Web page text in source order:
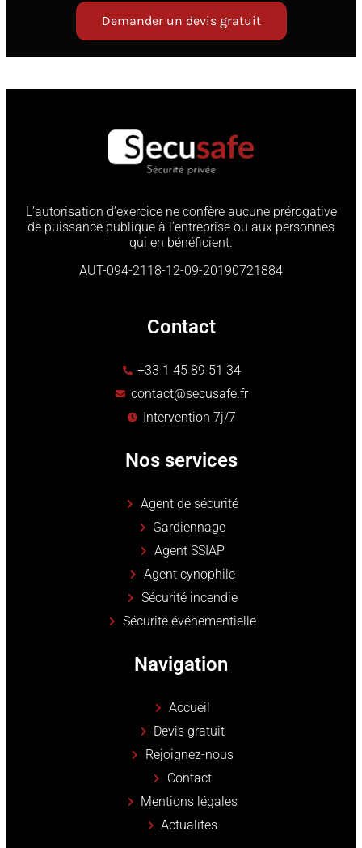
Demander un devis gratuit
L’autorisation d’exercice ne confère aucune prérogative
de puissance publique à l’entreprise ou aux personnes
qui en bénéficient.
AUT-094-2118-12-09-20190721884
Contact
+33 1 45 89 51 34
contact@secusafe.fr
Intervention 7j/7
Nos services
Agent de sécurité
Gardiennage
Agent SSIAP
Agent cynophile
Sécurité incendie
Sécurité événementielle
Navigation
Accueil
Devis gratuit
Rejoignez-nous
Contact
Mentions légales
Actualites